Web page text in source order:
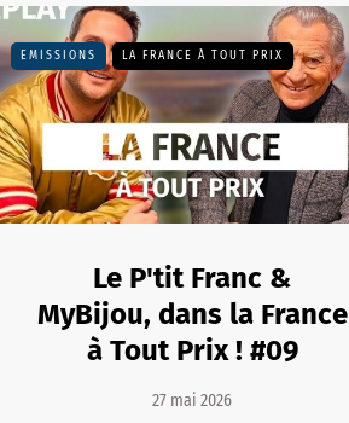
EMISSIONS LA FRANCE À TOUT PRIX
Le P'tit Franc &
MyBijou, dans la France
à Tout Prix ! #09
27 mai 2026